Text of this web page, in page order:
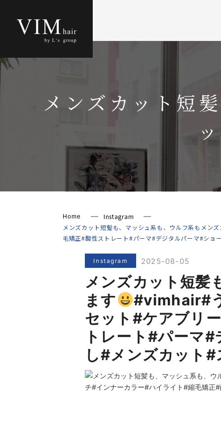
メンズカット短
Home
Instagram
メンズカット短髪も、マッシュ系も、ウルフ系もメン
毛矯正#酸性ストレート#パーマ#デジタルパーマ#シ
Instagram 2025-08-05
メンズカット短髪
ます
#vimhair#
セット#ケアブリ
トレート#パーマ
し#メンズカット